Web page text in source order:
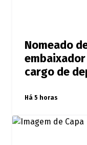
Nomeado
cargo de
Há 5 horas